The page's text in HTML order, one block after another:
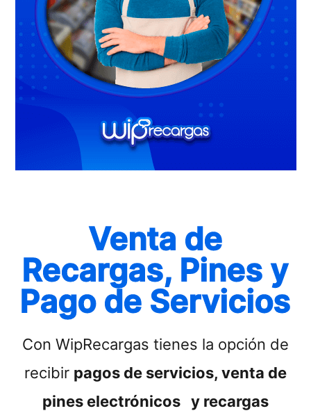
Venta de
Recargas, Pines y
Pago de Servicios
Con WipRecargas tienes la opción de
recibir pagos de servicios, venta de
pines electrónicos y recargas